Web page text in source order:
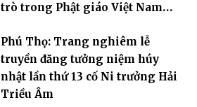
trò trong Phật giáo Việt Nam
Phú Thọ: Trang nghiêm lễ
truyền đăng tưởng niệm húy
nhật lần thứ 13 cố Ni trưởng Hải
Triều Âm